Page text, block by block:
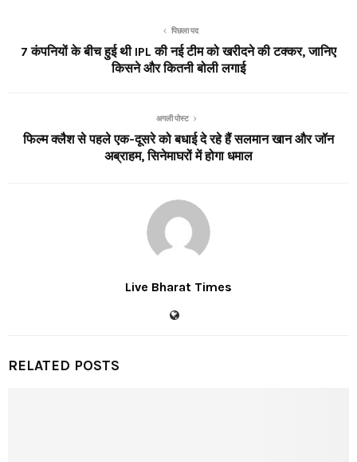
पिछला पद
7 कंपनियों के बीच हुई थी IPL की नई टीम को खरीदने की टक्कर, जानिए
किसने और कितनी बोली लगाई
अगली पोस्ट
फिल्म क्लैश से पहले एक-दूसरे को बधाई दे रहे हैं सलमान खान और जॉन
अब्राहम, सिनेमाघरों में होगा धमाल
Live Bharat Times
RELATED POSTS